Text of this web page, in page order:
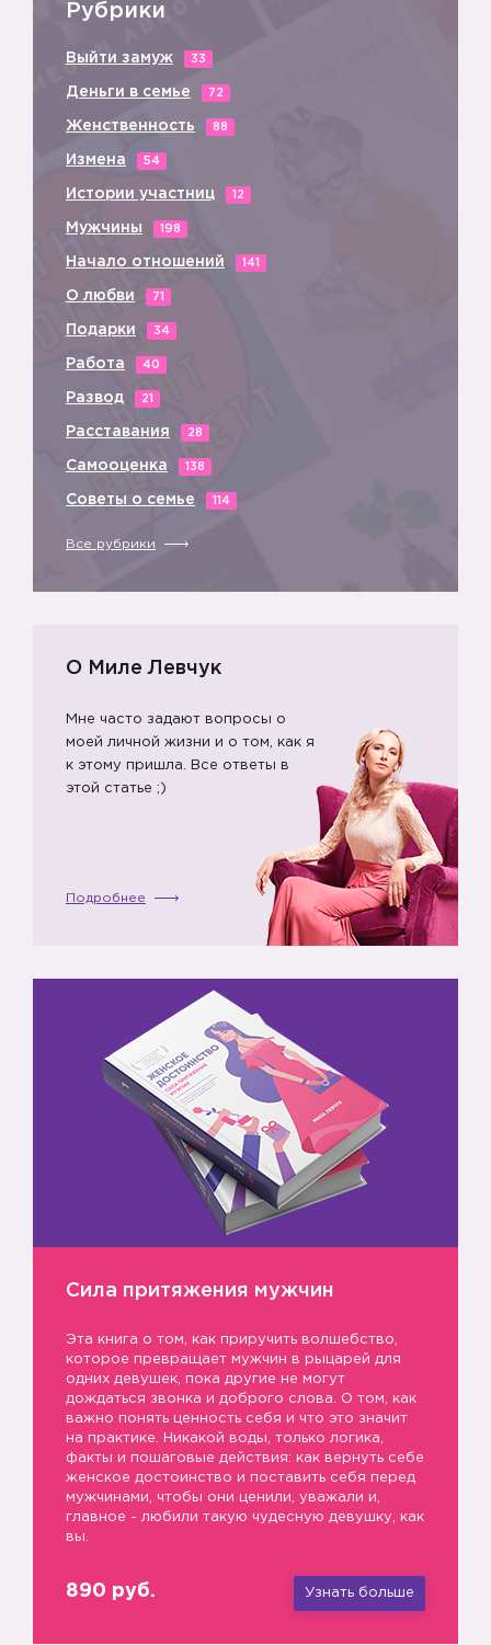
Рубрики
Выйти замуж 33
Деньги в семье 72
Женственность 88
Измена 54
Истории участниц 12
Мужчины 198
Начало отношений 141
О любви 71
Подарки 34
Работа 40
Развод 21
Расставания 28
Самооценка 138
Советы о семье 114
Все рубрики
О Миле Левчук
Мне часто задают вопросы о
моей личной жизни и о том, как я
к этому пришла. Все ответы в
этой статье ;)
Подробнее
Сила притяжения мужчин
Эта книга о том, как приручить волшебство,
которое превращает мужчин в рыцарей для
одних девушек, пока другие не могут
дождаться звонка и доброго слова. О том, как
важно понять ценность себя и что это значит
на практике. Никакой воды, только логика,
факты и пошаговые действия: как вернуть себе
женское достоинство и поставить себя перед
мужчинами, чтобы они ценили, уважали и,
главное - любили такую чудесную девушку, как
вы.
890 руб. Узнать больше